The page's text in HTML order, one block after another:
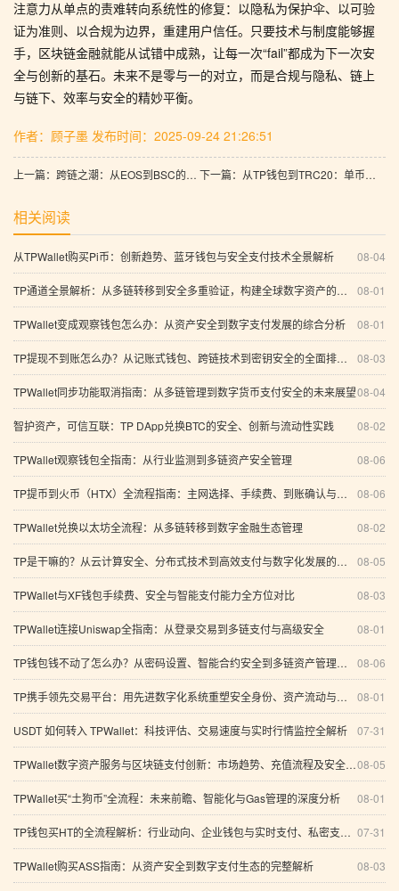
注意力从单点的责难转向系统性的修复：以隐私为保护伞、以可验
证为准则、以合规为边界，重建用户信任。只要技术与制度能够握
手，区块链金融就能从试错中成熟，让每一次“fail”都成为下一次安
全与创新的基石。未来不是零与一的对立，而是合规与隐私、链上
与链下、效率与安全的精妙平衡。
作者：顾子墨 发布时间：2025-09-24 21:26:51
上一篇：跨链之潮：从EOS到BSC的流动性与信任之路 下一篇：从TP钱包到TRC20：单币种时代的实时支付与智能合约新图景
相关阅读
08-04
从TPWallet购买Pi币：创新趋势、蓝牙钱包与安全支付技术全景解析
08-01
TP通道全景解析：从多链转移到安全多重验证，构建全球数字资产的个性化未来
08-01
TPWallet变成观察钱包怎么办：从资产安全到数字支付发展的综合分析
08-03
TP提现不到账怎么办？从记账式钱包、跨链技术到密钥安全的全面排查指南
08-04
TPWallet同步功能取消指南：从多链管理到数字货币支付安全的未来展望
08-02
智护资产，可信互联：TP DApp兑换BTC的安全、创新与流动性实践
08-06
TPWallet观察钱包全指南：从行业监测到多链资产安全管理
08-06
TP提币到火币（HTX）全流程指南：主网选择、手续费、到账确认与质押安全解析
08-02
TPWallet兑换以太坊全流程：从多链转移到数字金融生态管理
08-05
TP是干嘛的？从云计算安全、分布式技术到高效支付与数字化发展的全方位解析
08-03
TPWallet与XF钱包手续费、安全与智能支付能力全方位对比
08-01
TPWallet连接Uniswap全指南：从登录交易到多链支付与高级安全
08-06
TP钱包钱不动了怎么办？从密码设置、智能合约安全到多链资产管理的系统分析
08-01
TP携手领先交易平台：用先进数字化系统重塑安全身份、资产流动与智能交易的下一程金融创新
07-31
USDT 如何转入 TPWallet：科技评估、交易速度与实时行情监控全解析
08-05
TPWallet数字资产服务与区块链支付创新：市场趋势、充值流程及安全技术分析
08-01
TPWallet买“土狗币”全流程：未来前瞻、智能化与Gas管理的深度分析
07-31
TP钱包买HT的全流程解析：行业动向、企业钱包与实时支付、私密支付、浏览器与网络传输
08-03
TPWallet购买ASS指南：从资产安全到数字支付生态的完整解析